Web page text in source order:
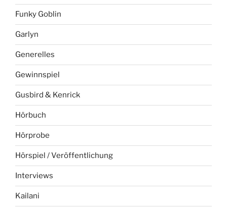
Funky Goblin
Garlyn
Generelles
Gewinnspiel
Gusbird & Kenrick
Hörbuch
Hörprobe
Hörspiel / Veröffentlichung
Interviews
Kailani